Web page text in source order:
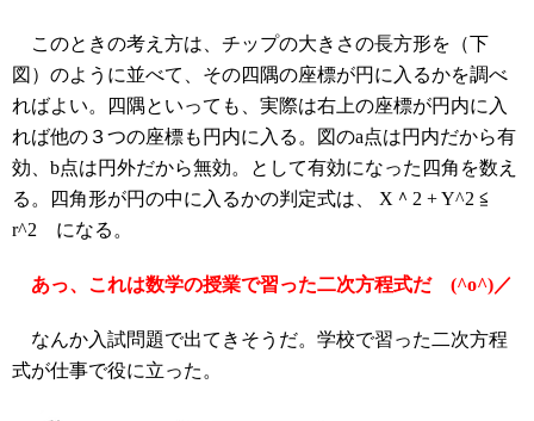
このときの考え方は、チップの大きさの長方形を（下
図）のように並べて、その四隅の座標が円に入るかを調べ
ればよい。四隅といっても、実際は右上の座標が円内に入
れば他の３つの座標も円内に入る。図のa点は円内だから有
効、b点は円外だから無効。として有効になった四角を数え
る。四角形が円の中に入るかの判定式は、 X＾2 + Y^2 ≦
r^2 になる。
あっ、これは数学の授業で習った二次方程式だ (^o^)／
なんか入試問題で出てきそうだ。学校で習った二次方程
式が仕事で役に立った。